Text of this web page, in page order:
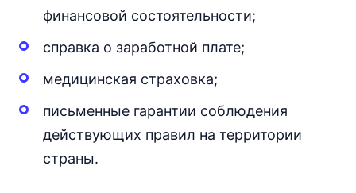
финансовой состоятельности;
справка о заработной плате;
медицинская страховка;
письменные гарантии соблюдения
действующих правил на территории
страны.